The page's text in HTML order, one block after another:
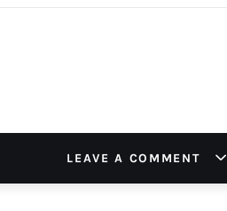
LEAVE A COMMENT